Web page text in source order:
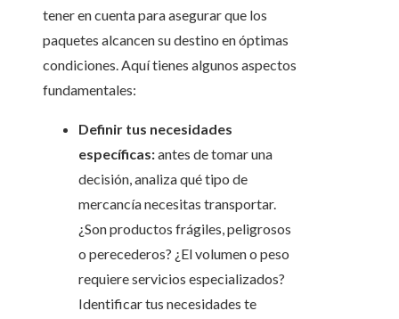
tener en cuenta para asegurar que los
paquetes alcancen su destino en óptimas
condiciones. Aquí tienes algunos aspectos
fundamentales:
Definir tus necesidades
específicas:antes de tomar una
decisión, analiza qué tipo de
mercancía necesitas transportar.
¿Son productos frágiles, peligrosos
o perecederos? ¿El volumen o peso
requiere servicios especializados?
Identificar tus necesidades te